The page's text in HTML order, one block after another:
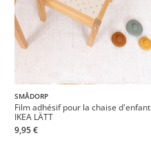
SMÅDORP
Film adhésif pour la chaise d'enfant
IKEA LÄTT
9,95 €